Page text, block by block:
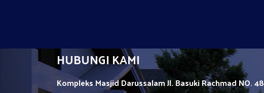
HUBUNGI KAMI
Kompleks Masjid Darussalam Jl. Basuki Rachmad NO. 48